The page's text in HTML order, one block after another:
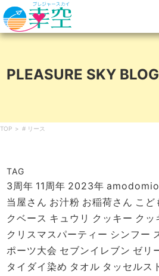
PLEASURE SKY BLOG
TOP > # リース
TAG
3周年 11周年 2023年 amodomio
当屋さん お汁粉 お稲荷さん こど
クベース キュウリ クッキー クッ
クリスマスパーティー シンフー
ポーツ大会 セブンイレブン ゼリ
タイダイ染め タオル タッセルス